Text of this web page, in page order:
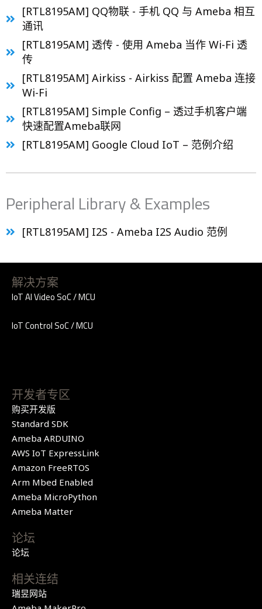
[RTL8195AM] QQ物联 - 手机 QQ 与 Ameba 相互
通讯
[RTL8195AM] 透传 - 使用 Ameba 当作 Wi-Fi 透
传
[RTL8195AM] Airkiss - Airkiss 配置 Ameba 连接
Wi-Fi
[RTL8195AM] Simple Config – 透过手机客户端
快速配置Ameba联网
[RTL8195AM] Google Cloud IoT – 范例介绍
Peripheral Library & Examples
[RTL8195AM] I2S - Ameba I2S Audio 范例
解决方案
IoT AI Video SoC / MCU
IoT Control SoC / MCU
开发者专区
购买开发版
Standard SDK
Ameba ARDUINO
AWS IoT ExpressLink
Amazon FreeRTOS
Arm Mbed Enabled
Ameba MicroPython
Ameba Matter
论坛
论坛
相关连结
瑞昱网站